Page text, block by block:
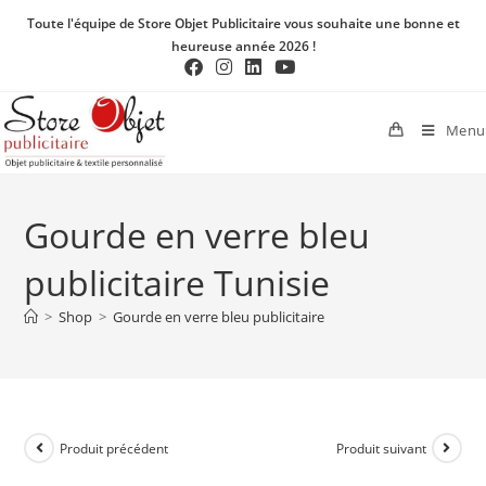
Toute l'équipe de Store Objet Publicitaire vous souhaite une bonne et
heureuse année 2026 !
Menu
Gourde en verre bleu
publicitaire Tunisie
> Shop > Gourde en verre bleu publicitaire
Produit précédent Produit suivant